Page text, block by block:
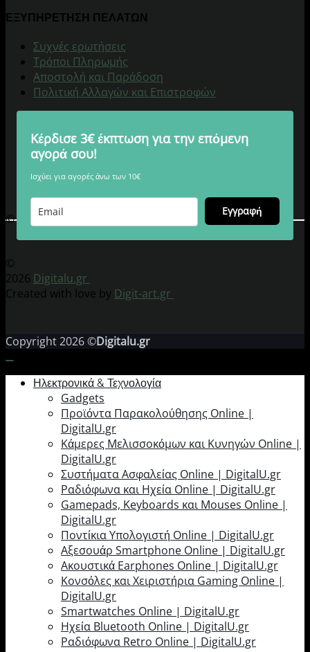
ΕΞΥΠΗΡΕΤΗΣΗ ΠΕΛΑΤΩΝ
Συχνές ερωτήσεις
Τρόποι Πληρωμής
Αποστολή και Παράδοση
Πολιτική Αλλαγών και Επιστροφών
Κέρδισε 3€ έκπτωση για την επόμενη
αγορά σου!
Ισχύει για αγορές άνω των 10€
Εγγραφή
© 2026 Digitalu.gr
©
2026 Digitalu.gr
Created with love by Digit-art.gr
Copyright 2026 ©Digitalu.gr
Ηλεκτρονικά & Τεχνολογία
Gadgets
Προϊόντα Παρακολούθησης Online |
DigitalU.gr
Κάμερες Μελισσοκόμων και Κυνηγών Online |
DigitalU.gr
Συστήματα Ασφαλείας Online | DigitalU.gr
Ραδιόφωνα και Ηχεία Online | DigitalU.gr
Gamepads, Keyboards και Mouses Online |
DigitalU.gr
Ποντίκια Υπολογιστή Online | DigitalU.gr
Αξεσουάρ Smartphone Online | DigitalU.gr
Ακουστικά Earphones Online | DigitalU.gr
Κονσόλες και Χειριστήρια Gaming Online |
DigitalU.gr
Smartwatches Online | DigitalU.gr
Ηχεία Bluetooth Online | DigitalU.gr
Ραδιόφωνα Retro Online | DigitalU.gr